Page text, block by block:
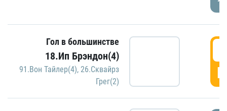
Гол в большинстве
18.Ип Брэндон(4)
91.Вон Тайлер(4), 26.Сквайрз
Грег(2)